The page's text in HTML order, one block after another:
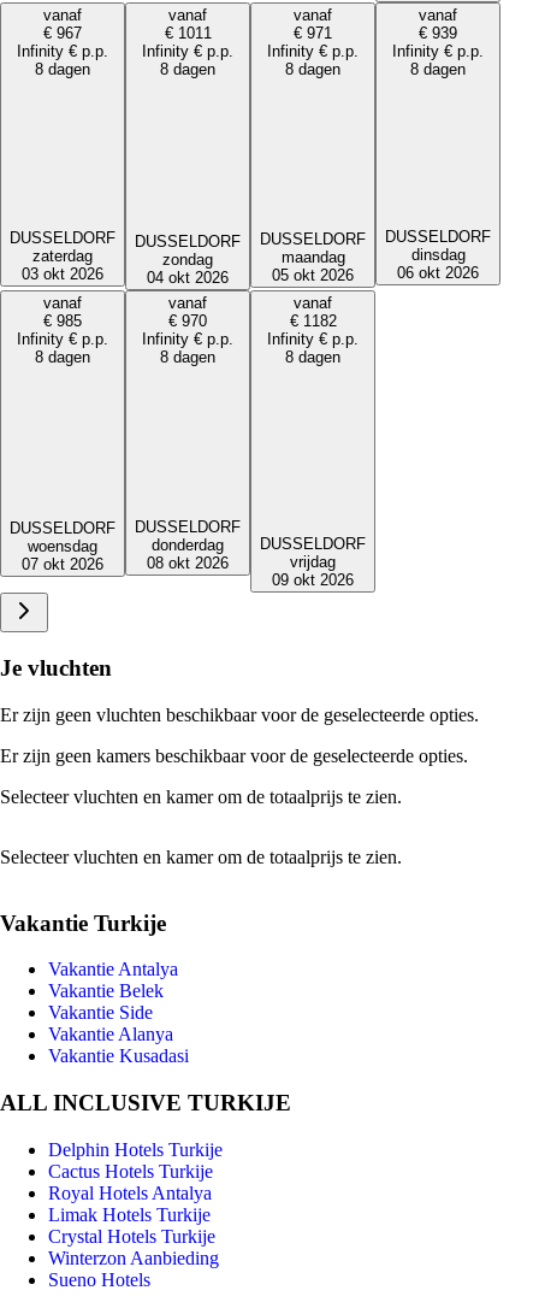
vanaf
€ 967
Infinity € p.p.
8 dagen
DUSSELDORF
zaterdag
03 okt 2026
vanaf
€ 1011
Infinity € p.p.
8 dagen
DUSSELDORF
zondag
04 okt 2026
vanaf
€ 971
Infinity € p.p.
8 dagen
DUSSELDORF
maandag
05 okt 2026
vanaf
€ 939
Infinity € p.p.
8 dagen
DUSSELDORF
dinsdag
06 okt 2026
vanaf
€ 985
Infinity € p.p.
8 dagen
DUSSELDORF
woensdag
07 okt 2026
vanaf
€ 970
Infinity € p.p.
8 dagen
DUSSELDORF
donderdag
08 okt 2026
vanaf
€ 1182
Infinity € p.p.
8 dagen
DUSSELDORF
vrijdag
09 okt 2026
Je vluchten
Er zijn geen vluchten beschikbaar voor de geselecteerde opties.
Er zijn geen kamers beschikbaar voor de geselecteerde opties.
Selecteer vluchten en kamer om de totaalprijs te zien.
Selecteer vluchten en kamer om de totaalprijs te zien.
Vakantie Turkije
Vakantie Antalya
Vakantie Belek
Vakantie Side
Vakantie Alanya
Vakantie Kusadasi
ALL INCLUSIVE TURKIJE
Delphin Hotels Turkije
Cactus Hotels Turkije
Royal Hotels Antalya
Limak Hotels Turkije
Crystal Hotels Turkije
Winterzon Aanbieding
Sueno Hotels